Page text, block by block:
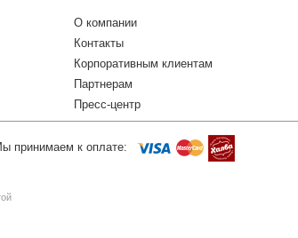
О компании
Контакты
Корпоративным клиентам
Партнерам
Пресс-центр
принимаем к оплате: